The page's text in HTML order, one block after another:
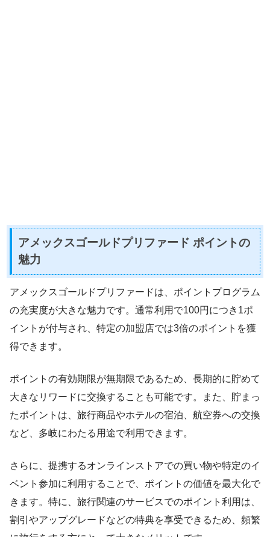
アメックスゴールドプリファード ポイントの
魅力
アメックスゴールドプリファードは、ポイントプログラム
の充実度が大きな魅力です。通常利用で100円につき1ポ
イントが付与され、特定の加盟店では3倍のポイントを獲
得できます。
ポイントの有効期限が無期限であるため、長期的に貯めて
大きなリワードに交換することも可能です。また、貯まっ
たポイントは、旅行商品やホテルの宿泊、航空券への交換
など、多岐にわたる用途で利用できます。
さらに、提携するオンラインストアでの買い物や特定のイ
ベント参加に利用することで、ポイントの価値を最大化で
きます。特に、旅行関連のサービスでのポイント利用は、
割引やアップグレードなどの特典を享受できるため、頻繁